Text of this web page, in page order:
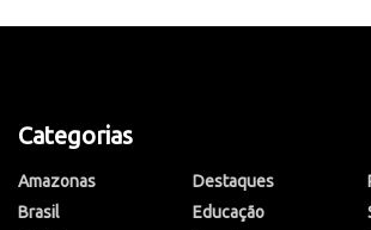
Categorias
Amazonas
Brasil
Destaques
Educação